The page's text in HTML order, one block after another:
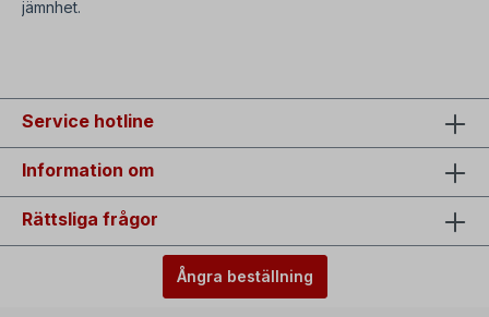
jämnhet.
Service hotline
Information om
Rättsliga frågor
Ångra beställning